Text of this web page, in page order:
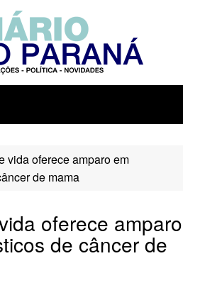
vida oferece amparo em
de mama
oferece amparo
de câncer de